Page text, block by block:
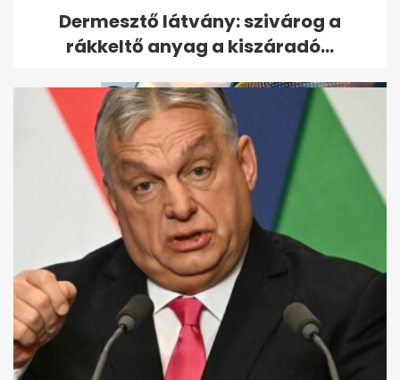
Döntött a bíróság Till Tamás
gyilkosáról
Kiderült, ki ölte meg Till
Tamást, de a gyilkos
Dermesztő látvány: szivárog a
rákkeltő anyag a kiszáradó...